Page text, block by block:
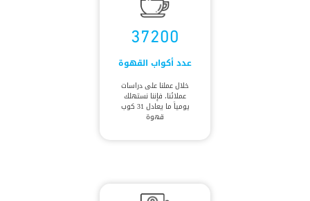
37200
عدد أكواب القهوة
خلال عملنا على دراسات
عملائنا، فإننا نستهلك
يومياً ما يعادل 31 كوب
قهوة